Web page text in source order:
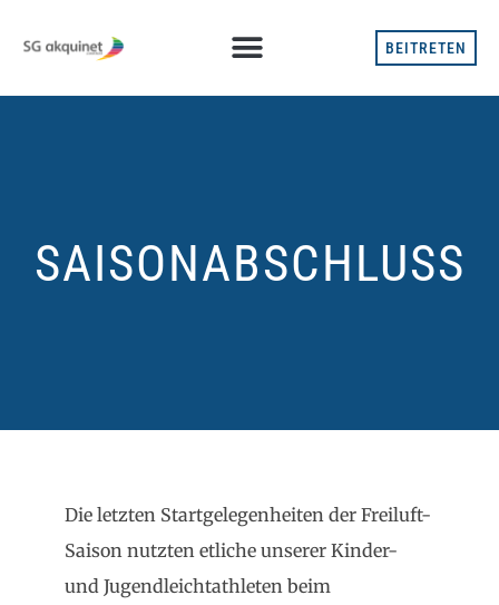
BEITRETEN
SAISONABSCHLUSS
Die letzten Startgelegenheiten der Freiluft-
Saison nutzten etliche unserer Kinder-
und Jugendleichtathleten beim